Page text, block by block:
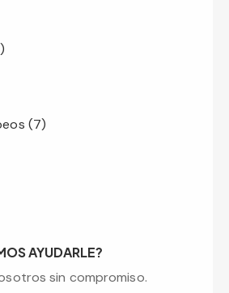
(7)
AYUDARLE?
sin compromiso.